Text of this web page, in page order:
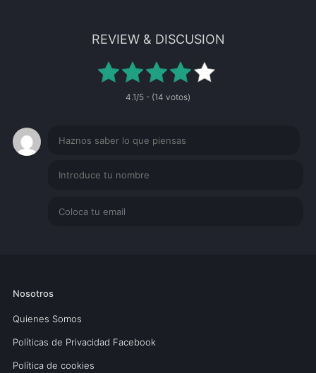
REVIEW & DISCUSION
4.1/5 - (14 votos)
Nosotros
Quienes Somos
Políticas de Privacidad Facebook
Política de cookies